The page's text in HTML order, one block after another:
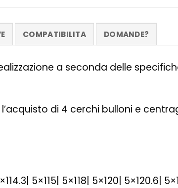
COMPATIBILITA DOMANDE?
a seconda delle
di 4 cerchi bulloni e
5×115| 5×118| 5×120| 5×120.6|